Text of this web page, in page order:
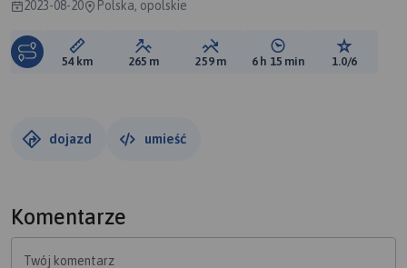
2023-08-20 Polska, opolskie
Długość trasy:
54 km Suma przewyższeń:
265 m Suma spadków:
259 m Średni czas potrzebny
6 h 15 min Ocena
1.0/6
dojazd umieść
Komentarze
Twój komentarz